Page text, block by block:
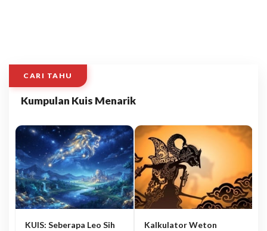
CARI TAHU
Kumpulan Kuis Menarik
KUIS: Seberapa Leo Sih
Kalkulator Weton